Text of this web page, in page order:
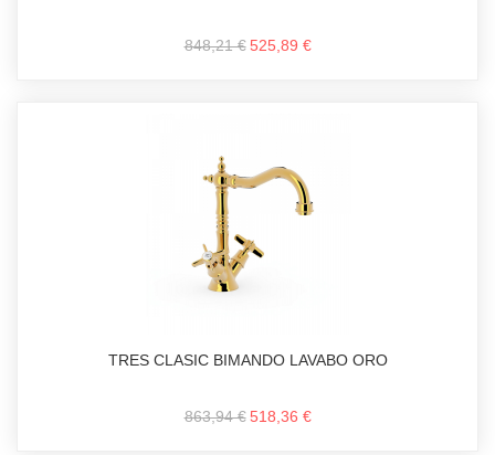
848,21 € 525,89 €
TRES CLASIC BIMANDO LAVABO ORO
863,94 € 518,36 €